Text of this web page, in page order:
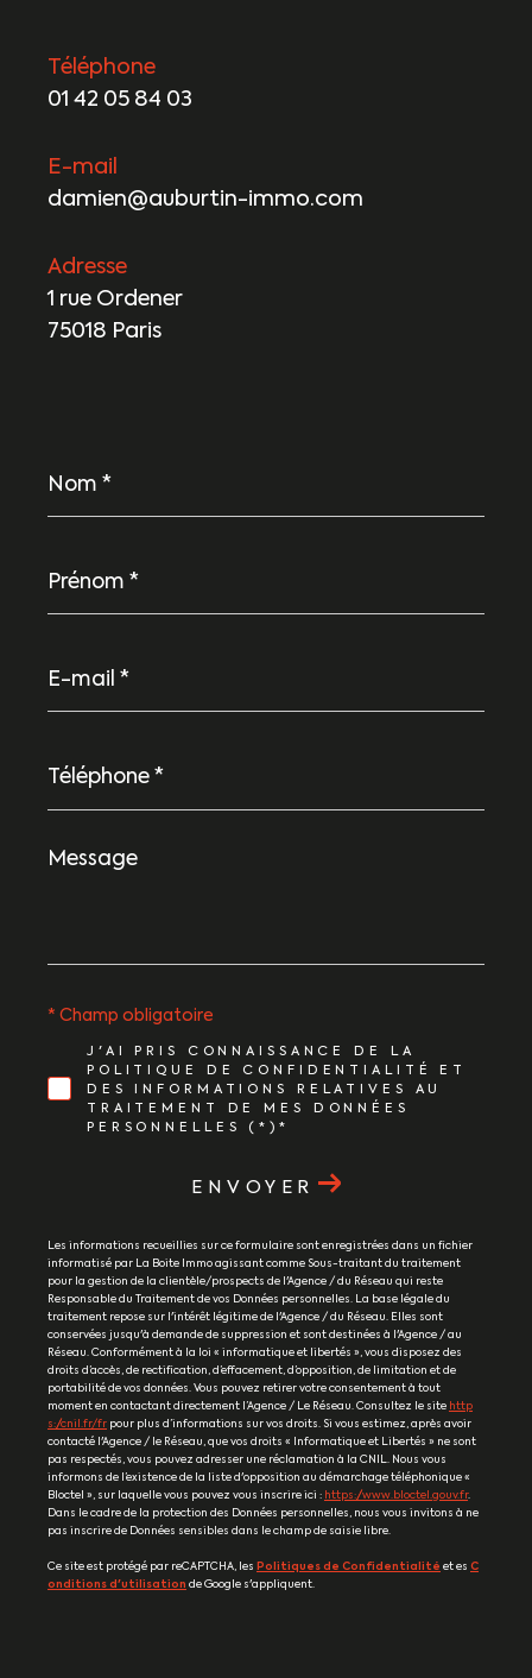
Téléphone
01 42 05 84 03
E-mail
damien@auburtin-immo.com
Adresse
1 rue Ordener
75018 Paris
*
*
mail
*
Message
*
J'AI PRIS CONNAISSANCE DE LA
POLITIQUE DE CONFIDENTIALITÉ ET
DES INFORMATIONS RELATIVES AU
TRAITEMENT DE MES DONNÉES
PERSONNELLES (*)*
* Champ obligatoire
ENVOYER
Les informations recueillies sur ce formulaire sont enregistrées dans un fichier
informatisé par La Boite Immo agissant comme Sous-traitant du traitement
pour la gestion de la clientèle/prospects de l'Agence / du Réseau qui reste
Responsable du Traitement de vos Données personnelles. La base légale du
traitement repose sur l'intérêt légitime de l'Agence / du Réseau. Elles sont
conservées jusqu'à demande de suppression et sont destinées à l'Agence / au
Réseau. Conformément à la loi « informatique et libertés », vous disposez des
droits d’accès, de rectification, d’effacement, d’opposition, de limitation et de
portabilité de vos données. Vous pouvez retirer votre consentement à tout
moment en contactant directement l’Agence / Le Réseau. Consultez le site http
s://cnil.fr/fr pour plus d’informations sur vos droits. Si vous estimez, après avoir
contacté l'Agence / le Réseau, que vos droits « Informatique et Libertés » ne sont
pas respectés, vous pouvez adresser une réclamation à la CNIL. Nous vous
informons de l’existence de la liste d'opposition au démarchage téléphonique «
Bloctel », sur laquelle vous pouvez vous inscrire ici : https://www.bloctel.gouv.fr.
Dans le cadre de la protection des Données personnelles, nous vous invitons à ne
pas inscrire de Données sensibles dans le champ de saisie libre.
Ce site est protégé par reCAPTCHA, les Politiques de Confidentialité et es C
onditions d'utilisation de Google s'appliquent.